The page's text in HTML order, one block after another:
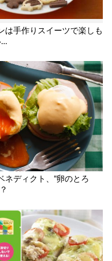
は手作りスイーツで楽しも
ネディクト、“卵のとろ